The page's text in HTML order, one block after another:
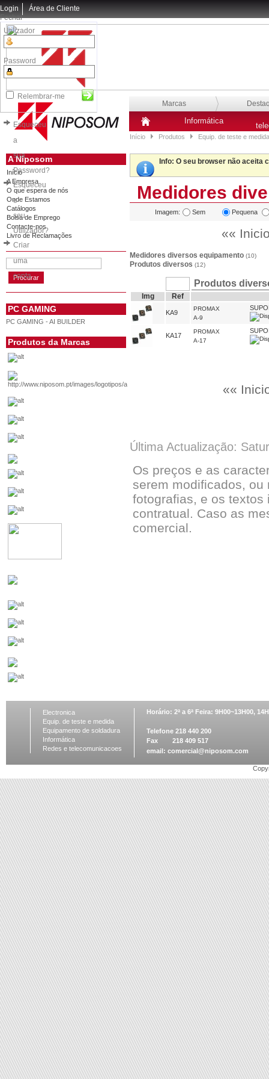
Login
Fechar
Utilizador
Password
Relembrar-me
Esqueceu
a
sua
Password?
Esqueceu
o
seu
Utilizador?
Criar
uma
conta
Área de Cliente
Marcas
Informática
Início Produtos Equip. de teste e medida
A Niposom
Início
A Empresa
O que espera de nós
Onde Estamos
Catálogos
Bolsa de Emprego
Contacte-nos
Livro de Reclamações
PC GAMING
PC GAMING - AI BUILDER
Produtos da Marcas
Info: O seu browser não aceita
Medidores
Imagem: Sem Pequena
««
Medidores diversos equipamento (10)
Produtos diversos (12)
Produtos
Img Ref
KA9
PROMAX
A-9
KA17
PROMAX
A-17
««
Última Actualização:
Os preços e as
serem modificados, ou
fotografias, e os
contratual. Caso as
comercial.
Electronica
Equip. de teste e medida
Equipamento de soldadura
Informática
Redes e telecomunicacoes
Horário: 2ª a 6ª Feira: 9H00~13H00,
Telefone 218 440 200
Fax 218 409 517
email: comercial@niposom.com